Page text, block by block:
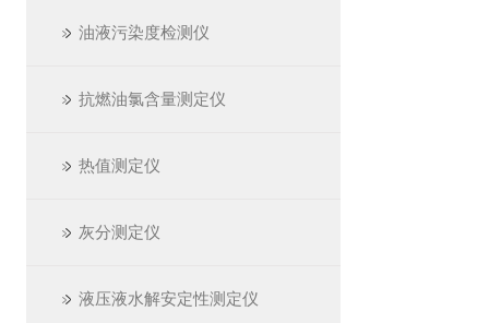
油液污染度检测仪
抗燃油氯含量测定仪
热值测定仪
灰分测定仪
液压液水解安定性测定仪